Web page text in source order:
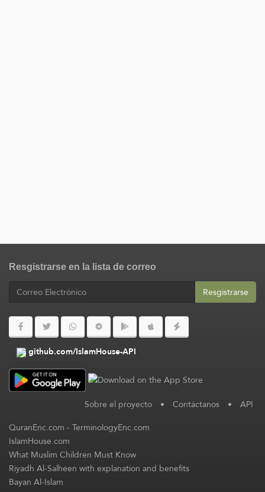
Resgistrarse en la lista de correo
Resgistrarse
github.com/IslamHouse-API
Sobre el proyecto • Contáctanos • API
QuranEnc.com-TerminologyEnc.com
IslamHouse.com
What Muslim Children Must Know
Riyadh Al-Salheen with explanation and benefits
Bayan Al-Islam